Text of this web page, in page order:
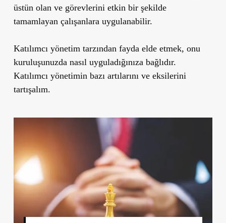
üstün olan ve görevlerini etkin bir şekilde
tamamlayan çalışanlara uygulanabilir.
Katılımcı yönetim tarzından fayda elde etmek, onu
kuruluşunuzda nasıl uyguladığınıza bağlıdır.
Katılımcı yönetimin bazı artılarını ve eksilerini
tartışalım.